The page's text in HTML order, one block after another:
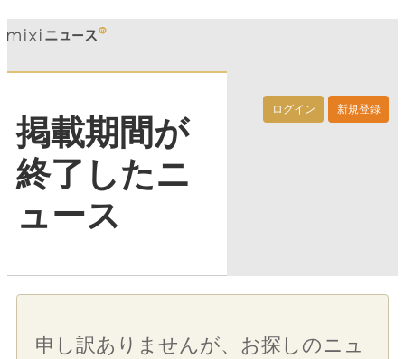
ログイン 新規登録
掲載期間が
終了したニ
ュース
申し訳ありませんが、お探しのニュ